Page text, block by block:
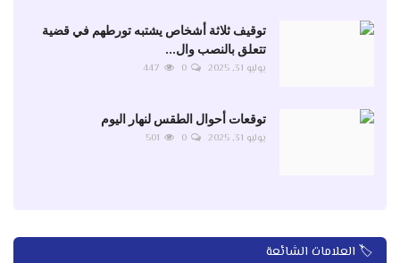
توقيف ثلاثة أشخاص يشتبه تورطهم في قضية
تتعلق بالنصب وال...
يوليو 31, 2025
0
447
توقعات أحوال الطقس لنهار اليوم
يوليو 31, 2025
0
501
🏷️ العلامات الشائعة